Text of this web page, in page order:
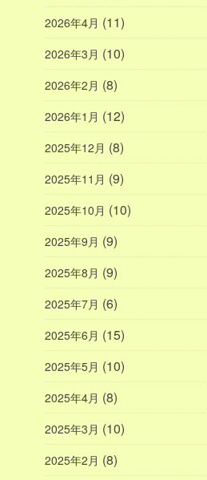
2026年4月 (11)
2026年3月 (10)
2026年2月 (8)
2026年1月 (12)
2025年12月 (8)
2025年11月 (9)
2025年10月 (10)
2025年9月 (9)
2025年8月 (9)
2025年7月 (6)
2025年6月 (15)
2025年5月 (10)
2025年4月 (8)
2025年3月 (10)
2025年2月 (8)